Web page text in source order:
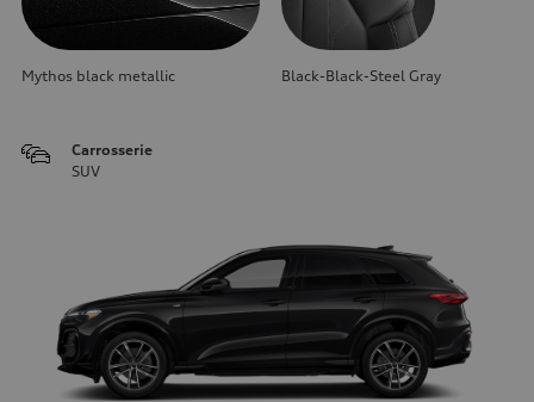
Mythos black metallic Black-Black-Steel Gray
Carrosserie
SUV